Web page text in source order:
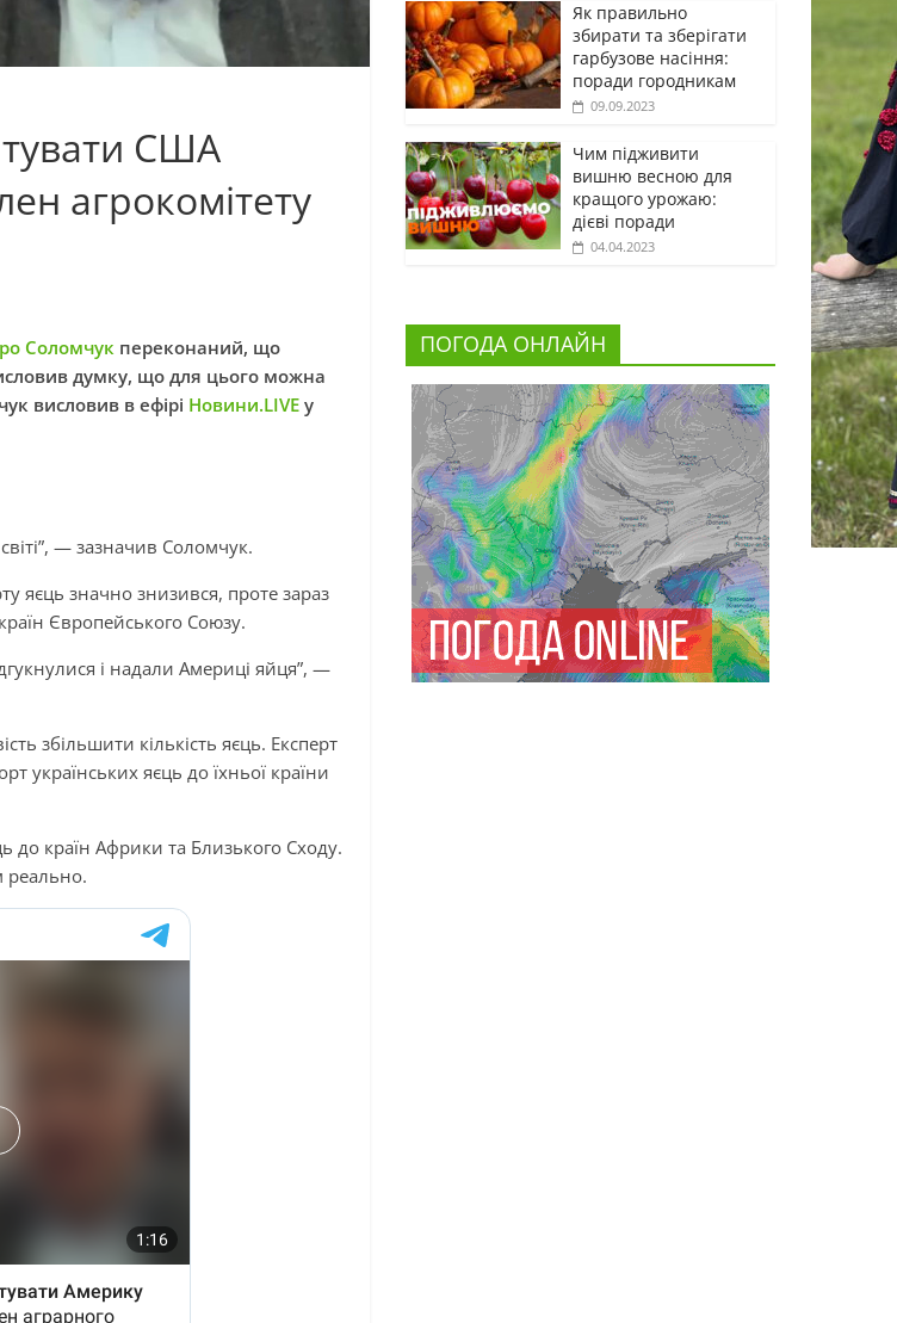
США
агрокомітету
Соломчук переконаний, що
думку, що для цього можна
висловив в ефірі Новини.LIVE у
— зазначив Соломчук.
яєць значно знизився, проте зараз
Європейського Союзу.
і надали Америці яйця”, —
збільшити кількість яєць. Експерт
українських яєць до їхньої країни
до країн Африки та Близького Сходу.
реально.
Як правильно
збирати та зберігати
гарбузове насіння:
поради городникам
09.09.2023
Чим підживити
вишню весною для
кращого урожаю:
дієві поради
04.04.2023
ПОГОДА ОНЛАЙН